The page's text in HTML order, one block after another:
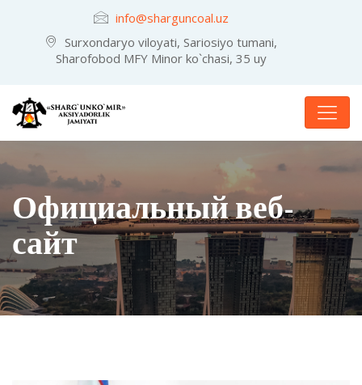
info@sharguncoal.uz
Surxondaryo viloyati, Sariosiyo tumani,
Sharofobod MFY Minor ko`chasi, 35 uy
Официальный веб-
сайт